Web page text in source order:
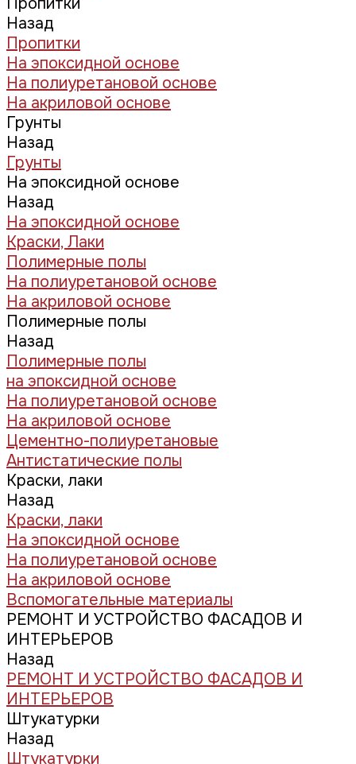
Назад
Пропитки
На эпоксидной основе
На полиуретановой основе
На акриловой основе
Грунты
Назад
Грунты
На эпоксидной основе
Назад
На эпоксидной основе
Краски, Лаки
Полимерные полы
На полиуретановой основе
На акриловой основе
Полимерные полы
Назад
Полимерные полы
на эпоксидной основе
На полиуретановой основе
На акриловой основе
Цементно-полиуретановые
Антистатические полы
Краски, лаки
Назад
Краски, лаки
На эпоксидной основе
На полиуретановой основе
На акриловой основе
Вспомогательные материалы
РЕМОНТ И УСТРОЙСТВО ФАСАДОВ И
ИНТЕРЬЕРОВ
Назад
РЕМОНТ И УСТРОЙСТВО ФАСАДОВ И
ИНТЕРЬЕРОВ
Штукатурки
Назад
Штукатурки